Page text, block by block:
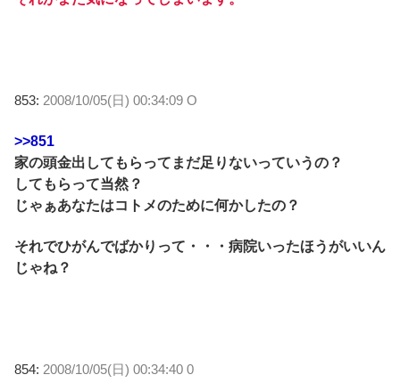
853: 2008/10/05(日) 00:34:09 O
>>851
家の頭金出してもらってまだ足りないっていうの？
してもらって当然？
じゃぁあなたはコトメのために何かしたの？
それでひがんでばかりって・・・病院いったほうがいいん
じゃね？
854: 2008/10/05(日) 00:34:40 0